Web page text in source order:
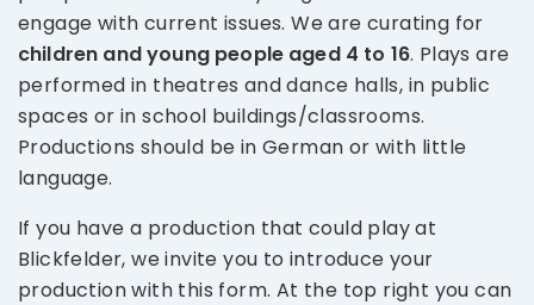
engage with current issues. We are curating for
children and young people aged 4 to 16. Plays are
performed in theatres and dance halls, in public
spaces or in school buildings/classrooms.
Productions should be in German or with little
language.
If you have a production that could play at
Blickfelder, we invite you to introduce your
production with this form. At the top right you can